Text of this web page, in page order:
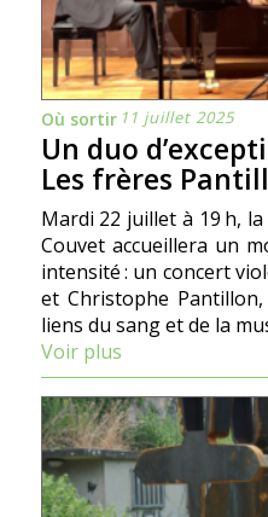
Où sortir 11 juillet 2025
Un duo
Les frères
Mardi 22 juillet à 19 h,
Couvet accueillera un
intensité : un concert
et Christophe
liens du sang et de la
Voir plus